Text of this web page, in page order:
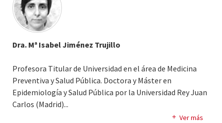
Autónoma de Madrid, España (UAM) y el grado de Doctora
en Ciencias de la Salud por la Universidad Rey Juan Carlos,
Madrid, España.
Dra. Mª Isabel Jiménez Trujillo
Profesora Titular de Universidad en el área de Medicina
Preventiva y Salud Pública. Doctora y Máster en
Epidemiología y Salud Pública por la Universidad Rey Juan
Carlos (Madrid)...
Licenciada en Ciencias y Técnicas Estadísticas por laVer más